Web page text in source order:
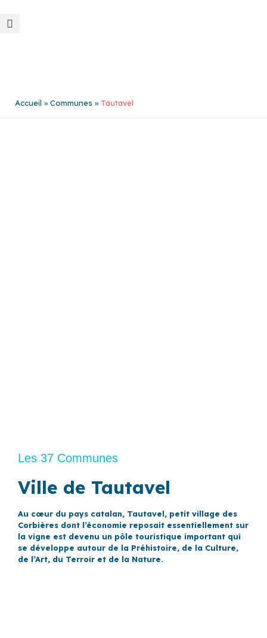
au
Accueil Communes Tautavel
Les 37 Communes
Ville de Tautavel
Au cœur du pays catalan, Tautavel, petit village des
Corbières dont l’économie reposait essentiellement sur
la vigne est devenu un pôle touristique important qui
se développe autour de la Préhistoire, de la Culture,
de l’Art, du Terroir et de la Nature.